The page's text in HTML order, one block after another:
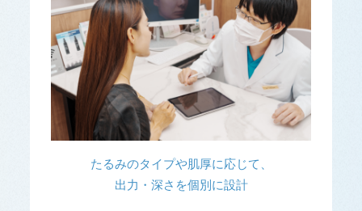
たるみのタイプや肌厚に応じて、
出力・深さを個別に設計